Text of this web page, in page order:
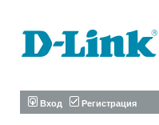
Вход Регистрация